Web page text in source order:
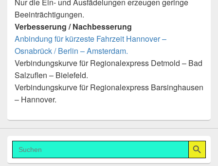
Nur die Ein- und Ausfädelungen erzeugen geringe
Beeinträchtigungen.
Verbesserung / Nachbesserung
Anbindung für kürzeste Fahrzeit Hannover –
Osnabrück / Berlin – Amsterdam.
Verbindungskurve für Regionalexpress Detmold – Bad
Salzuflen – Bielefeld.
Verbindungskurve für Regionalexpress Barsinghausen
– Hannover.
Search
for:
Search Button